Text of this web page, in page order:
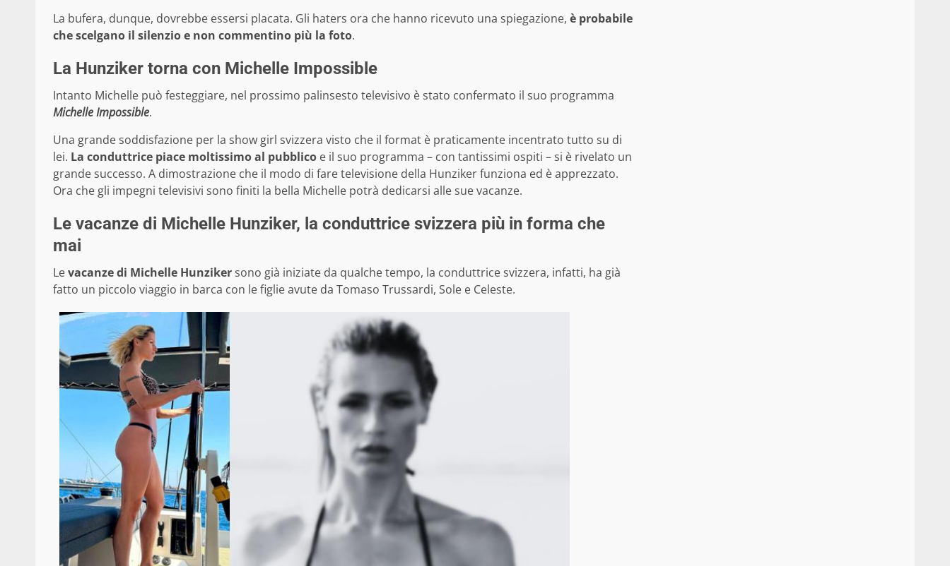
La bufera, dunque, dovrebbe essersi placata. Gli haters ora che hanno ricevuto una spiegazione, è probabile
che scelgano il silenzio e non commentino più la foto.
La Hunziker torna con Michelle Impossible
Intanto Michelle può festeggiare, nel prossimo palinsesto televisivo è stato confermato il suo programma
Michelle Impossible.
Una grande soddisfazione per la show girl svizzera visto che il format è praticamente incentrato tutto su di
lei. La conduttrice piace moltissimo al pubblico e il suo programma – con tantissimi ospiti – si è rivelato un
grande successo. A dimostrazione che il modo di fare televisione della Hunziker funziona ed è apprezzato.
Ora che gli impegni televisivi sono finiti la bella Michelle potrà dedicarsi alle sue vacanze.
Le vacanze di Michelle Hunziker, la conduttrice svizzera più in forma che
mai
Levacanze di Michelle Hunzikersono già iniziate da qualche tempo, la conduttrice svizzera, infatti, ha già
fatto un piccolo viaggio in barca con le figlie avute da Tomaso Trussardi, Sole e Celeste.